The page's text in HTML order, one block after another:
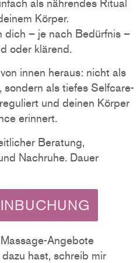
als nährendes Ritual
Körper.
dich – je nach Bedürfnis –
oder klärend.
innen heraus: nicht als
sondern als tiefes Selfcare-
und deinen Körper
erinnert.
Beratung,
Nachruhe. Dauer
Angebote
hast, schreib mir